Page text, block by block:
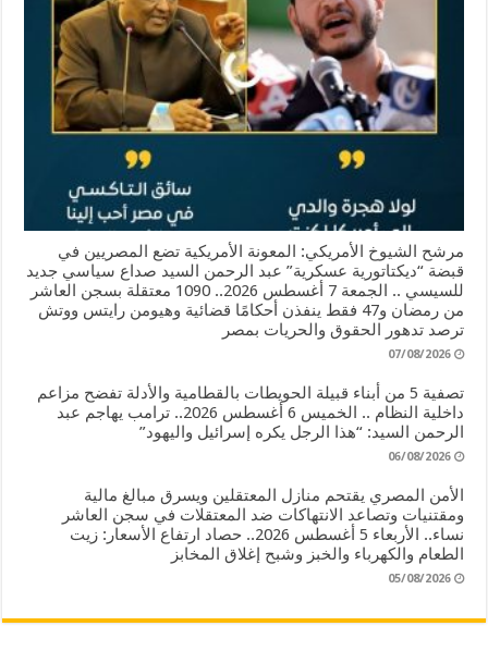
مرشح الشيوخ الأمريكي: المعونة الأمريكية تضع المصريين في
قبضة “ديكتاتورية عسكرية” عبد الرحمن السيد صداع سياسي جديد
للسيسي .. الجمعة 7 أغسطس 2026.. 1090 معتقلة بسجن العاشر
من رمضان و47 فقط ينفذن أحكامًا قضائية وهيومن رايتس ووتش
ترصد تدهور الحقوق والحريات بمصر
07/08/2026
تصفية 5 من أبناء قبيلة الحويطات بالقطامية والأدلة تفضح مزاعم
داخلية النظام .. الخميس 6 أغسطس 2026.. ترامب يهاجم عبد
الرحمن السيد: “هذا الرجل يكره إسرائيل واليهود”
06/08/2026
الأمن المصري يقتحم منازل المعتقلين ويسرق مبالغ مالية
ومقتنيات وتصاعد الانتهاكات ضد المعتقلات في سجن العاشر
نساء.. الأربعاء 5 أغسطس 2026.. حصاد ارتفاع الأسعار: زيت
الطعام والكهرباء والخبز وشبح إغلاق المخابز
05/08/2026